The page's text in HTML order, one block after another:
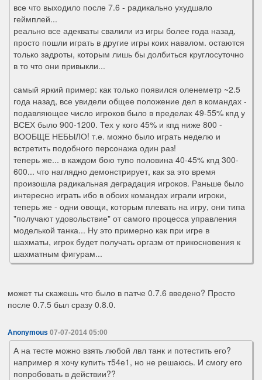
все что выходило после 7.6 - радикально ухудшало
геймплей...
реально все адекваты свалили из игры более года назад,
просто пошли играть в другие игры коих навалом. остаются
только задроты, которым лишь бы долбиться круглосуточно
в то что они привыкли...
самый яркий пример: как только появился оленеметр ~2.5
года назад, все увидели общее положение дел в командах -
подавляющее число игроков было в пределах 49-55% кпд у
ВСЕХ было 900-1200. Тех у кого 45% и кпд ниже 800 -
ВООБЩЕ НЕБЫЛО! т.е. можно было играть неделю и
встретить подобного персонажа один раз!
теперь же... в каждом бою тупо половина 40-45% кпд 300-
600... что наглядно демонстрирует, как за это время
произошла радикальная деградация игроков. Раньше было
интересно играть ибо в обоих командах играли игроки,
теперь же - одни овощи, которым плевать на игру, они типа
"получают удовольствие" от самого процесса управления
моделькой танка... Ну это примерно как при игре в
шахматы, игрок будет получать оргазм от прикосновения к
шахматным фигурам...
может ты скажешь что было в патче 0.7.6 введено? Просто
после 0.7.5 был сразу 0.8.0.
Anonymous 07-07-2014 05:00
А на тесте можно взять любой лвл танк и потестить его?
например я хочу купить т54е1, но не решаюсь. И смогу его
попробовать в действии??